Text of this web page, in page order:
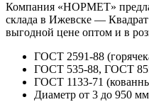
Компания «НОРМЕТ»
склада в Ижевске —
выгодной цене оптом и в
ГОСТ 2591-88
ГОСТ 535-88, ГОСТ
ГОСТ 1133-71
Диаметр от 3 до 950